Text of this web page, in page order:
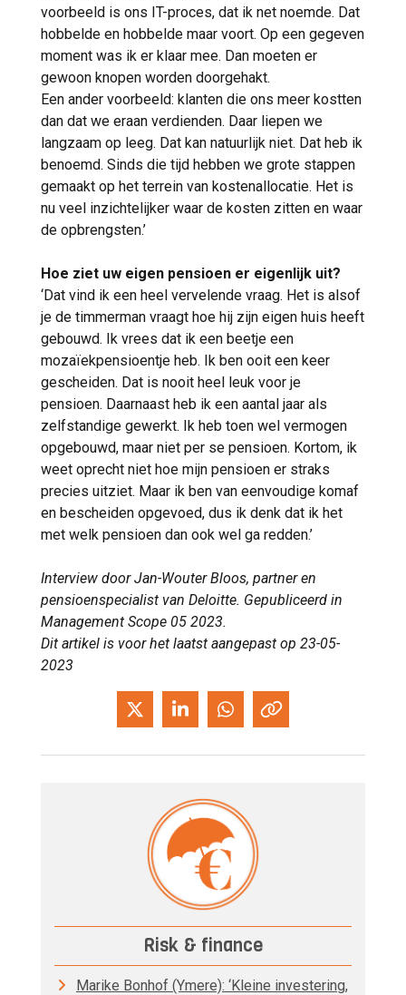
voorbeeld is ons IT-proces, dat ik net noemde. Dat
hobbelde en hobbelde maar voort. Op een gegeven
moment was ik er klaar mee. Dan moeten er
gewoon knopen worden doorgehakt.
Een ander voorbeeld: klanten die ons meer kostten
dan dat we eraan verdienden. Daar liepen we
langzaam op leeg. Dat kan natuurlijk niet. Dat heb ik
benoemd. Sinds die tijd hebben we grote stappen
gemaakt op het terrein van kostenallocatie. Het is
nu veel inzichtelijker waar de kosten zitten en waar
de opbrengsten.’
Hoe ziet uw eigen pensioen er eigenlijk uit?
‘Dat vind ik een heel vervelende vraag. Het is alsof
je de timmerman vraagt hoe hij zijn eigen huis heeft
gebouwd. Ik vrees dat ik een beetje een
mozaïekpensioentje heb. Ik ben ooit een keer
gescheiden. Dat is nooit heel leuk voor je
pensioen. Daarnaast heb ik een aantal jaar als
zelfstandige gewerkt. Ik heb toen wel vermogen
opgebouwd, maar niet per se pensioen. Kortom, ik
weet oprecht niet hoe mijn pensioen er straks
precies uitziet. Maar ik ben van eenvoudige komaf
en bescheiden opgevoed, dus ik denk dat ik het
met welk pensioen dan ook wel ga redden.’
Interview door Jan-Wouter Bloos, partner en
pensioenspecialist van Deloitte. Gepubliceerd in
Management Scope 05 2023.
Dit artikel is voor het laatst aangepast op 23-05-
2023
Risk & finance
Marike Bonhof (Ymere): ‘Kleine investering,